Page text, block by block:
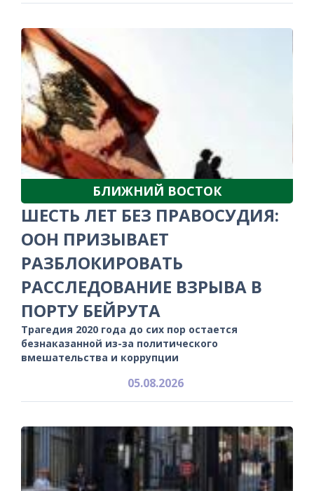
БЛИЖНИЙ ВОСТОК
ШЕСТЬ ЛЕТ БЕЗ ПРАВОСУДИЯ:
ООН ПРИЗЫВАЕТ
РАЗБЛОКИРОВАТЬ
РАССЛЕДОВАНИЕ ВЗРЫВА В
ПОРТУ БЕЙРУТА
Трагедия 2020 года до сих пор остается
безнаказанной из-за политического
вмешательства и коррупции
05.08.2026